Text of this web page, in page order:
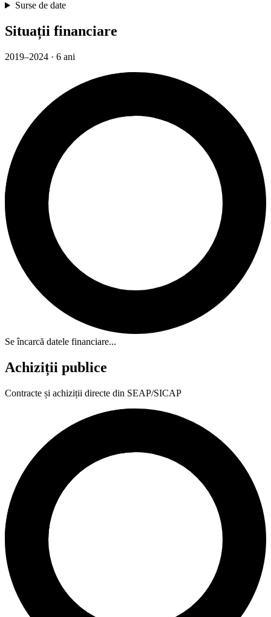
Surse de date
Situații financiare
2019–2024 · 6 ani
Se încarcă datele financiare...
Achiziții publice
Contracte și achiziții directe din SEAP/SICAP